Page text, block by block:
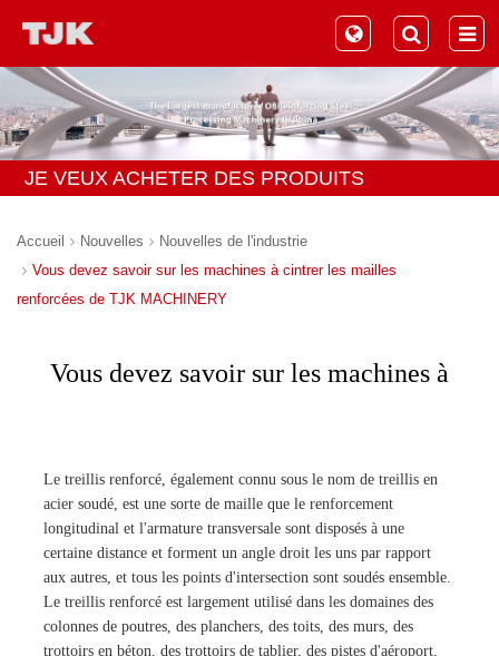
JE VEUX ACHETER DES PRODUITS
Accueil Nouvelles
Nouvelles de l'industrie
Vous devez savoir sur les machines à cintrer les mailles
renforcées de TJK MACHINERY
Vous devez savoir sur les machines à
MACHINERY
Le treillis renforcé, également connu sous le nom de treillis en
acier soudé, est une sorte de maille que le renforcement
longitudinal et l'armature transversale sont disposés à une
certaine distance et forment un angle droit les uns par rapport
aux autres, et tous les points d'intersection sont soudés ensemble.
Le treillis renforcé est largement utilisé dans les domaines des
colonnes de poutres, des planchers, des toits, des murs, des
trottoirs en béton, des trottoirs de tablier, des pistes d'aéroport,